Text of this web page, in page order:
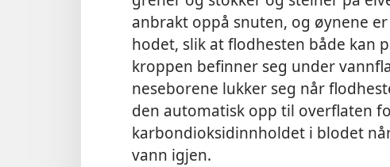
anbrakt oppå snuten, og øynene
hodet, slik at flodhesten både kan
kroppen befinner seg under
neseborene lukker seg når
den automatisk opp til overflaten
karbondioksidinnholdet i blodet
vann igjen.